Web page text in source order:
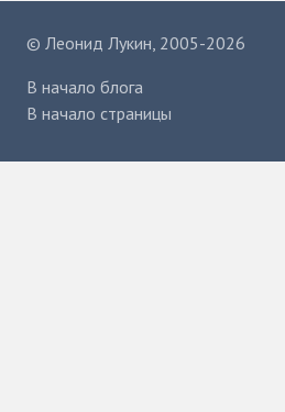
© Леонид Лукин , 2005-2026
В начало блога
В начало страницы